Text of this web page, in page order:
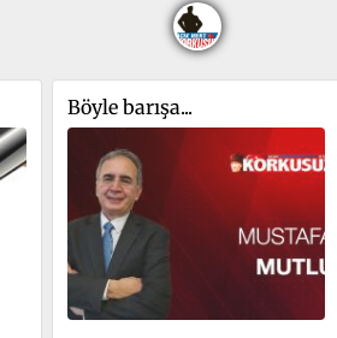
Böyle barışa...